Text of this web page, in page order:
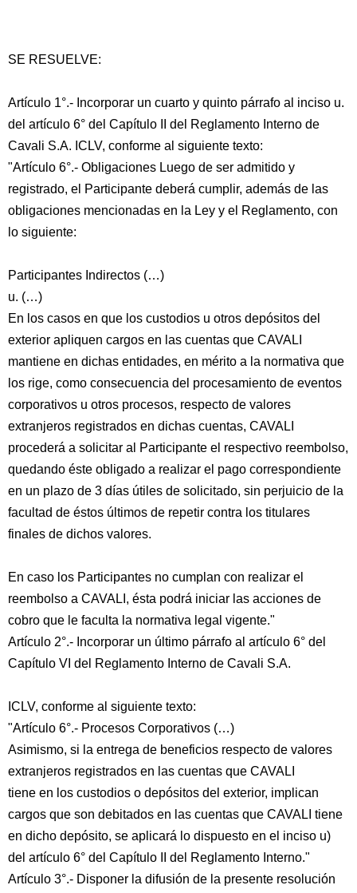
SE RESUELVE:
Artículo 1°.- Incorporar un cuarto y quinto párrafo al inciso u.
del artículo 6° del Capítulo II del Reglamento Interno de
Cavali S.A. ICLV, conforme al siguiente texto:
"Artículo 6°.- Obligaciones Luego de ser admitido y
registrado, el Participante deberá cumplir, además de las
obligaciones mencionadas en la Ley y el Reglamento, con
lo siguiente:
Participantes Indirectos (…)
u. (…)
En los casos en que los custodios u otros depósitos del
exterior apliquen cargos en las cuentas que CAVALI
mantiene en dichas entidades, en mérito a la normativa que
los rige, como consecuencia del procesamiento de eventos
corporativos u otros procesos, respecto de valores
extranjeros registrados en dichas cuentas, CAVALI
procederá a solicitar al Participante el respectivo reembolso,
quedando éste obligado a realizar el pago correspondiente
en un plazo de 3 días útiles de solicitado, sin perjuicio de la
facultad de éstos últimos de repetir contra los titulares
finales de dichos valores.
En caso los Participantes no cumplan con realizar el
reembolso a CAVALI, ésta podrá iniciar las acciones de
cobro que le faculta la normativa legal vigente."
Artículo 2°.- Incorporar un último párrafo al artículo 6° del
Capítulo VI del Reglamento Interno de Cavali S.A.
ICLV, conforme al siguiente texto:
"Artículo 6°.- Procesos Corporativos (…)
Asimismo, si la entrega de beneficios respecto de valores
extranjeros registrados en las cuentas que CAVALI
tiene en los custodios o depósitos del exterior, implican
cargos que son debitados en las cuentas que CAVALI tiene
en dicho depósito, se aplicará lo dispuesto en el inciso u)
del artículo 6° del Capítulo II del Reglamento Interno."
Artículo 3°.- Disponer la difusión de la presente resolución